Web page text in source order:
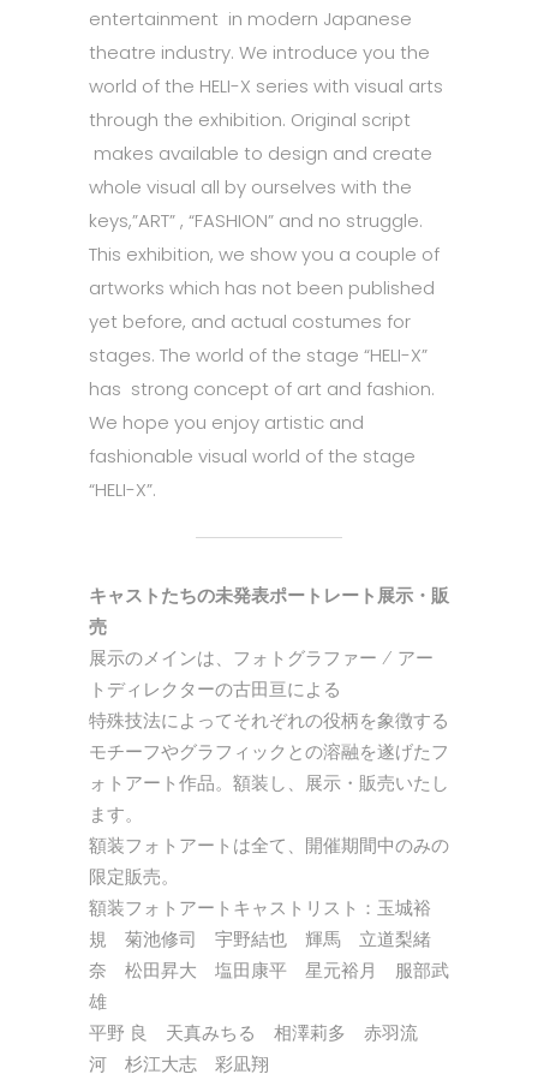
entertainment in modern Japanese
theatre industry. We introduce you the
world of the HELI-X series with visual arts
through the exhibition. Original script
makes available to design and create
whole visual all by ourselves with the
keys,”ART” , “FASHION” and no struggle.
This exhibition, we show you a couple of
artworks which has not been published
yet before, and actual costumes for
stages. The world of the stage “HELI-X”
has strong concept of art and fashion.
We hope you enjoy artistic and
fashionable visual world of the stage
“HELI-X”.
キャストたちの未発表ポートレート展示・販
売
展示のメインは、フォトグラファー / アー
トディレクターの古田亘による
特殊技法によってそれぞれの役柄を象徴する
モチーフやグラフィックとの溶融を遂げたフ
ォトアート作品。額装し、展示・販売いたし
ます。
額装フォトアートは全て、開催期間中のみの
限定販売。
額装フォトアートキャストリスト：玉城裕
規 菊池修司 宇野結也 輝馬 立道梨緒
奈 松田昇大 塩田康平 星元裕月 服部武
雄
平野 良 天真みちる 相澤莉多 赤羽流
河 杉江大志 彩凪翔